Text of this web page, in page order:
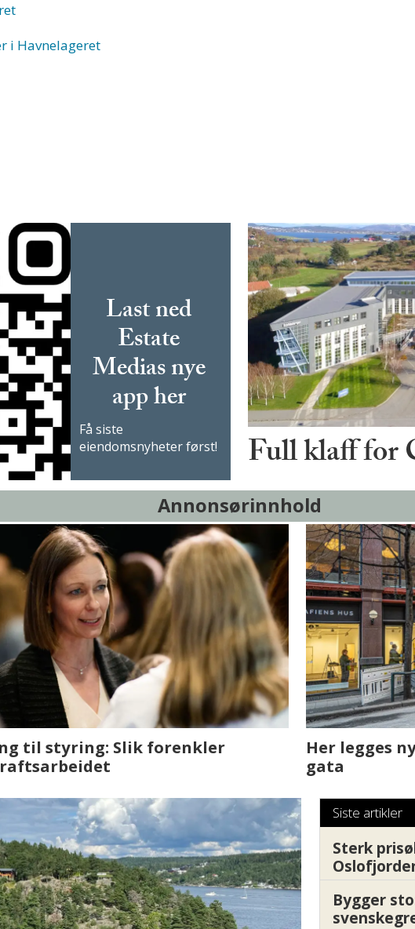
i Havnelageret
Last ned
Estate
Medias nye
app her
Få siste
eiendomsnyheter først!
Full klaff for
Annonsørinnhold
med AI. Slik
Det er i Drammen
Siste artikler
Sterk
Bygger